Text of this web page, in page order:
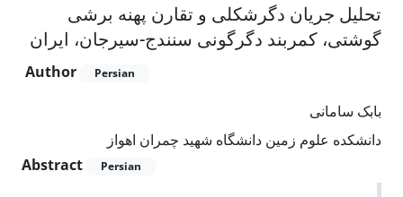
تحلیل جریان دگرشکلی و تقارن پهنه برشی
گوشتی، کمربند دگرگونی سنندج-سیرجان، ایران
Author Persian
بابک سامانی
دانشکده علوم زمین دانشگاه شهید چمران اهواز
Abstract
Persian